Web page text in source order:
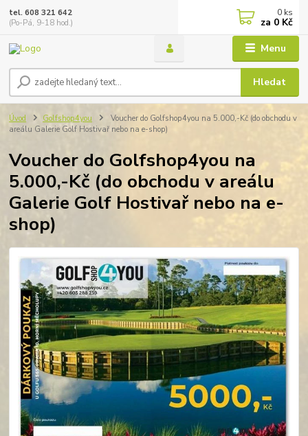
Menu
Hledat
tel. 608 321 642
(Po-Pá, 9-18 hod.)
0 ks
za 0 Kč
Úvod Golfshop4you
Voucher do Golfshop4you na 5.000,-Kč (do obchodu v
areálu Galerie Golf Hostivař nebo na e-shop)
Voucher do Golfshop4you na
5.000,-Kč (do obchodu v areálu
Galerie Golf Hostivař nebo na e-
shop)